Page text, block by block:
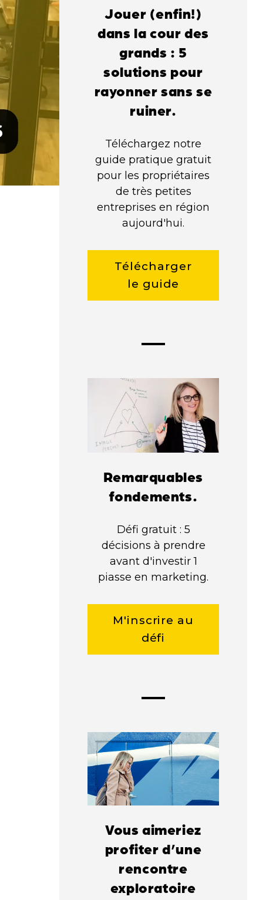
Jouer (enfin!)
dans la cour des
grands : 5
solutions pour
rayonner sans se
ruiner.
Téléchargez notre
guide pratique gratuit
pour les propriétaires
de très petites
entreprises en région
aujourd'hui.
Télécharger
le guide
Remarquables
fondements.
Défi gratuit : 5
décisions à prendre
avant d'investir 1
piasse en marketing.
M'inscrire au
défi
Vous aimeriez
profiter d’une
rencontre
exploratoire